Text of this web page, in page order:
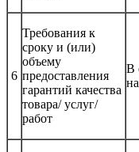
6
Требования к
сроку и (или)
объему
предоставления
гарантий качества
товара/ услуг/
работ
В